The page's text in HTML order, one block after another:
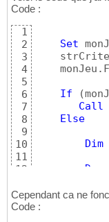
Code :
1
2
3
4
5
6
7
8
9
10
11
12
14
15
Set
If
(
Call
Else
Dim
Do
Cependant ca ne
Code :